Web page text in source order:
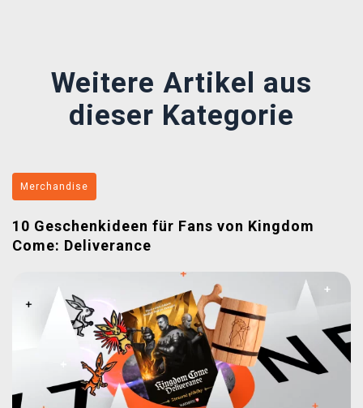
Weitere Artikel aus
dieser Kategorie
Merchandise
10 Geschenkideen für Fans von Kingdom
Come: Deliverance